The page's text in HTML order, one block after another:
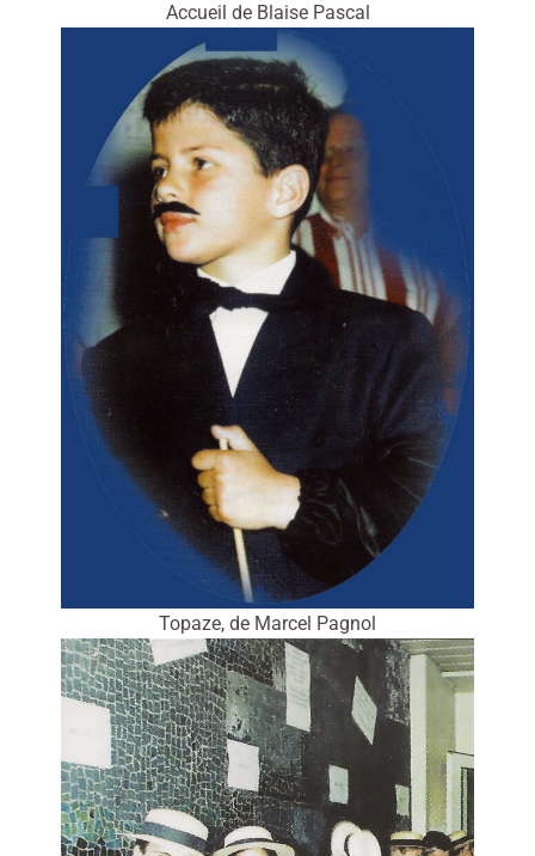
Accueil de Blaise Pascal
Topaze, de Marcel Pagnol